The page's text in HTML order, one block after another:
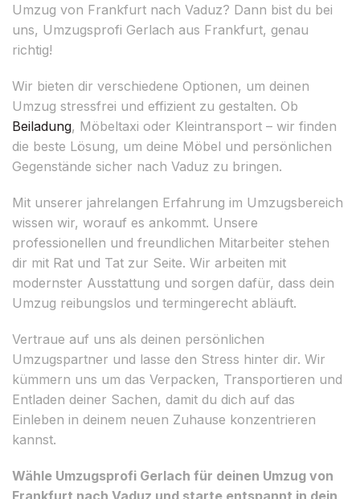
Umzug von Frankfurt nach Vaduz? Dann bist du bei
uns, Umzugsprofi Gerlach aus Frankfurt, genau
richtig!
Wir bieten dir verschiedene Optionen, um deinen
Umzug stressfrei und effizient zu gestalten. Ob
Beiladung, Möbeltaxi oder Kleintransport – wir finden
die beste Lösung, um deine Möbel und persönlichen
Gegenstände sicher nach Vaduz zu bringen.
Mit unserer jahrelangen Erfahrung im Umzugsbereich
wissen wir, worauf es ankommt. Unsere
professionellen und freundlichen Mitarbeiter stehen
dir mit Rat und Tat zur Seite. Wir arbeiten mit
modernster Ausstattung und sorgen dafür, dass dein
Umzug reibungslos und termingerecht abläuft.
Vertraue auf uns als deinen persönlichen
Umzugspartner und lasse den Stress hinter dir. Wir
kümmern uns um das Verpacken, Transportieren und
Entladen deiner Sachen, damit du dich auf das
Einleben in deinem neuen Zuhause konzentrieren
kannst.
Wähle Umzugsprofi Gerlach für deinen Umzug von
Frankfurt nach Vaduz und starte entspannt in dein